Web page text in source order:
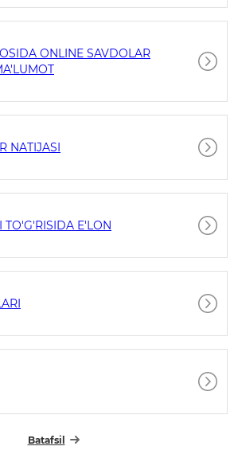
ONLINE SAVDOLAR
NATIJASI
TO'G'RISIDA E'LON
Batafsil